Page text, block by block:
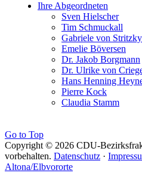
Ihre Abgeordneten
Sven Hielscher
Tim Schmuckall
Gabriele von Stritzky
Emelie Böversen
Dr. Jakob Borgmann
Dr. Ulrike von
Hans Henning
Pierre Kock
Claudia Stamm
Go to Top
Copyright © 2026 CDU-
vorbehalten. Datenschutz ·
Altona/Elbvororte